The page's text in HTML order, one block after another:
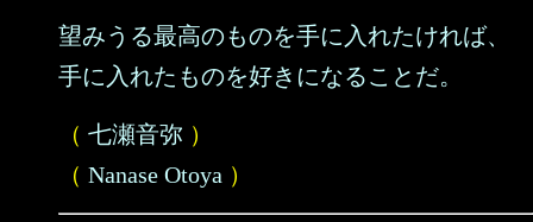
望みうる最高のものを手に入れたければ、
手に入れたものを好きになることだ。
（ 七瀬音弥 ）
（ Nanase Otoya ）